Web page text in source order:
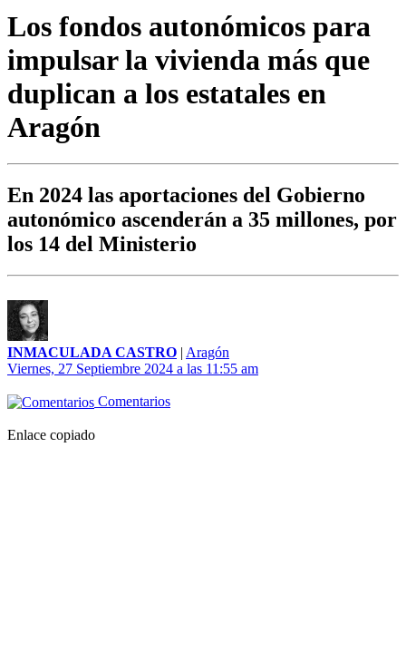
Los fondos autonómicos para
impulsar la vivienda más que
duplican a los estatales en
Aragón
En 2024 las aportaciones del Gobierno
autonómico ascenderán a 35 millones, por
los 14 del Ministerio
INMACULADA CASTRO | Aragón
Viernes, 27 Septiembre 2024 a las 11:55 am
Comentarios
Enlace copiado